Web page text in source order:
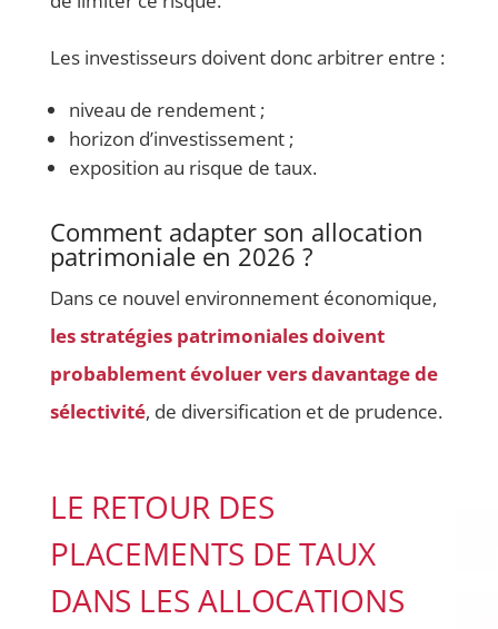
Les investisseurs doivent donc arbitrer entre :
niveau de rendement ;
horizon d’investissement ;
exposition au risque de taux.
Comment adapter son allocation
patrimoniale en 2026 ?
Dans ce nouvel environnement économique,
les stratégies patrimoniales doivent
probablement évoluer vers davantage de
sélectivité, de diversification et de prudence.
LE RETOUR DES
PLACEMENTS DE TAUX
DANS LES ALLOCATIONS